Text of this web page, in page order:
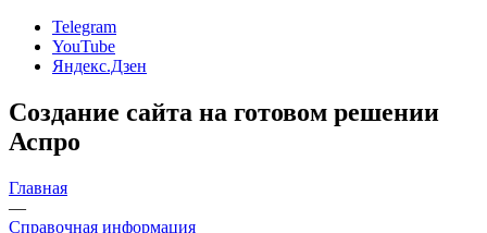
Telegram
YouTube
Яндекс.Дзен
Создание сайта на готовом решении
Аспро
Главная
—
Справочная информация